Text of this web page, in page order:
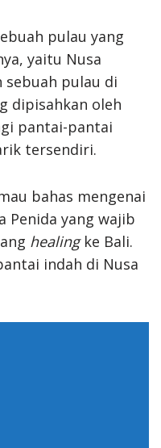
pulau yang
yaitu Nusa
sebuah pulau di
dipisahkan oleh
pantai-pantai
tersendiri.
bahas mengenai
Penida yang wajib
healing ke Bali.
indah di Nusa